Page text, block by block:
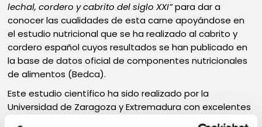
lechal, cordero y cabrito del siglo XXI”para dar a
conocer las cualidades de esta carne apoyándose en
el estudio nutricional que se ha realizado al cabrito y
cordero español cuyos resultados se han publicado en
la base de datos oficial de componentes nutricionales
de alimentos (Bedca).
Este estudio científico ha sido realizado por la
Universidad de Zaragoza y Extremadura con excelentes
resultados que desmienten el carácter pernicioso de